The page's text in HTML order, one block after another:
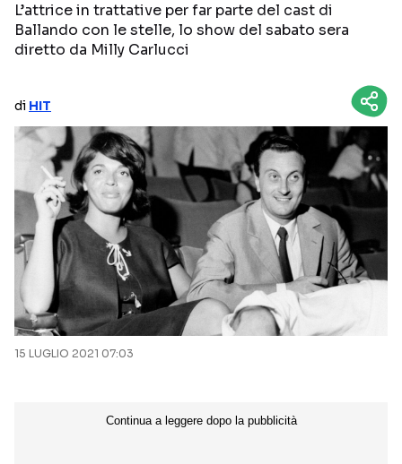
Streaming
AMAZON PRIME VIDEO
DISNEY+
RAIPLAY
DAZN
PARAMOUNT+
Categorie
NOTIZIE
ANTEPRIME
RETROSCENA
INTERVISTE
RUBRICHE
L’attrice in trattative per far parte del cast di
Ballando con le stelle, lo show del sabato sera
diretto da Milly Carlucci
di HIT
15 LUGLIO 2021 07:03